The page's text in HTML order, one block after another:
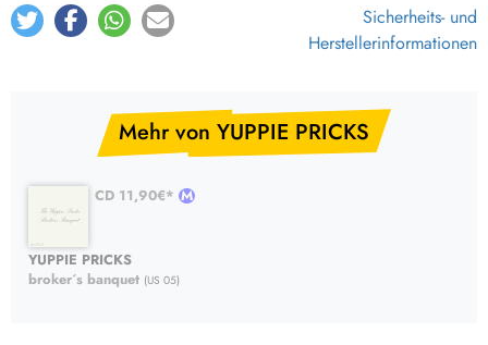
Sicherheits- und
Herstellerinformationen
Mehr von YUPPIE PRICKS
CD 11,90€*
YUPPIE PRICKS
broker´s banquet (US 05)